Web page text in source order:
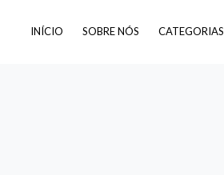
INÍCIO SOBRE NÓS CATEGORIAS